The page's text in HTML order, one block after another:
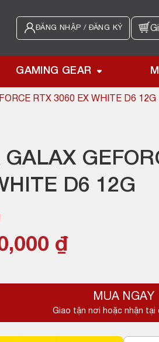
ĐĂNG NHẬP / ĐĂNG KÝ
GAMING GEAR
RTX 3060 EX WHITE D6 12G
GALAX
D6 12G
₫
MUA NGAY
Giao tận nơi hoặc nhận tại